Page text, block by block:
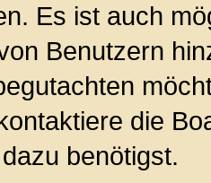
Es ist auch
Benutzern
die
benötigst.